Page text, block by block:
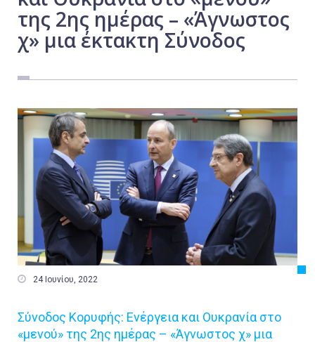
της 2ης ημέρας – «Άγνωστος
χ» μια έκτακτη Σύνοδος
 24 Ιουνίου, 2022
Σύνοδος Κορυφής: Ενέργεια και Ουκρανία στο
«μενού» της 2ης ημέρας – «Άγνωστος χ» μια
Εργασία
Ελλάδα
Αγροτικά
Οικονομία
Πολιτική
Αθλητικά
Αστυνομικό Δελτίο